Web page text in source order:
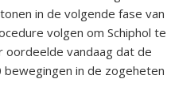
in de volgende fase van
volgen om Schiphol te
vandaag dat de
in de zogeheten